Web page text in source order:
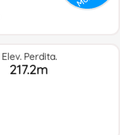
Elev. Perdita.
217.2m